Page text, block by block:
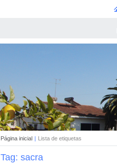
Página inicial | Lista de etiquetas
Tag: sacra